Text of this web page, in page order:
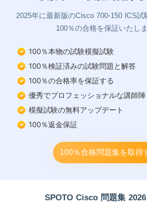
2025年に最新版のCisco 700-150 ICS試
100％の合格を保証いたし
100％本物の試験模擬試験
100％検証済みの試験問題と解答
100％の合格率を保証する
優秀でプロフェッショナルな講師陣
模擬試験の無料アップデート
100％返金保証
100％合格問題集を取得
SPOTO Cisco 問題集